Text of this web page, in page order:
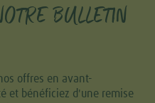
BULLETIN
offres en avant-
et bénéficiez d'une remise